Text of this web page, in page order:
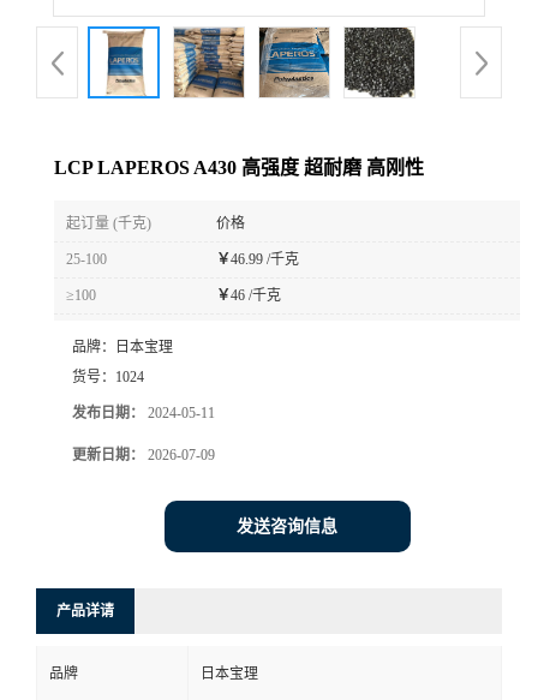
品
展
式
在
LCP LAPEROS A430 高强度 超耐磨 高刚性
起订量 (千克) 价格
25-100 ￥46.99 /千克
≥100 ￥46 /千克
品牌：
日本宝理
货号： 1024
发布日期： 2024-05-11
更新日期： 2026-07-09
发送咨询信息
产品详请
品牌 日本宝理